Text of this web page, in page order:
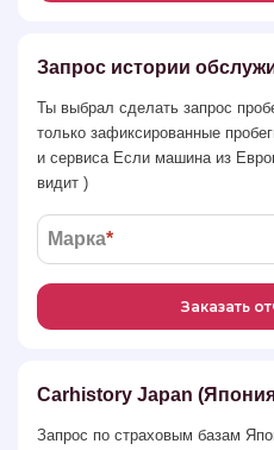
Запрос истории
Ты выбрал сделать запрос
только зафиксированные
и сервиса Если машина из
видит )
Марка*
Заказать
Carhistory Japan
Запрос по страховым базам